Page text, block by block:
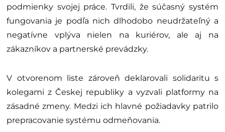
podmienky svojej práce. Tvrdili, že súčasný systém
fungovania je podľa nich dlhodobo neudržateľný a
negatívne vplýva nielen na kuriérov, ale aj na
zákazníkov a partnerské prevádzky.
V otvorenom liste zároveň deklarovali solidaritu s
kolegami z Českej republiky a vyzvali platformy na
zásadné zmeny. Medzi ich hlavné požiadavky patrilo
prepracovanie systému odmeňovania.